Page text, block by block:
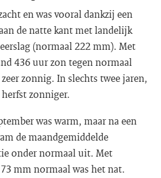
en was vooral dankzij een
de natte kant met landelijk
(normaal 222 mm). Met
436 uur zon tegen normaal
zonnig. In slechts twee jaren,
herfst zonniger.
was warm, maar na een
de maandgemiddelde
onder normaal uit. Met
mm normaal was het nat.